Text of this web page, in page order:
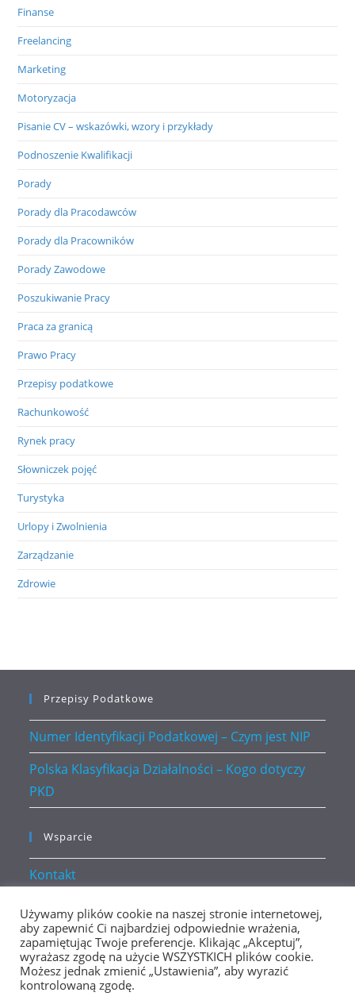
Finanse
Freelancing
Marketing
Motoryzacja
Pisanie CV – wskazówki, wzory i przykłady
Podnoszenie Kwalifikacji
Porady
Porady dla Pracodawców
Porady dla Pracowników
Porady Zawodowe
Poszukiwanie Pracy
Praca za granicą
Prawo Pracy
Przepisy podatkowe
Rachunkowość
Rynek pracy
Słowniczek pojęć
Turystyka
Urlopy i Zwolnienia
Zarządzanie
Zdrowie
Przepisy Podatkowe
Numer Identyfikacji Podatkowej – Czym jest NIP
Polska Klasyfikacja Działalności – Kogo dotyczy
PKD
Wsparcie
Kontakt
Polityka prywatności
Używamy plików cookie na naszej stronie internetowej,
aby zapewnić Ci najbardziej odpowiednie wrażenia,
zapamiętując Twoje preferencje. Klikając „Akceptuj”,
wyrażasz zgodę na użycie WSZYSTKICH plików cookie.
Możesz jednak zmienić „Ustawienia”, aby wyrazić
kontrolowaną zgodę.